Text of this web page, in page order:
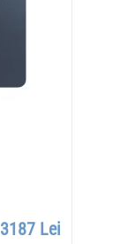
3187 Lei